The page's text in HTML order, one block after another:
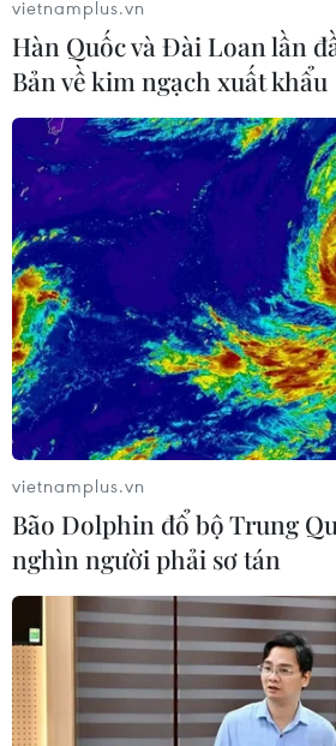
#Bang Andhra Pradesh #Cần Thơ
#cảng biển
#logistics
#hợp tác
TP. Cần Thơ
Ấn Độ
Theo dõi VietnamPlus
TIN LIÊN QUAN
vietnamplus.vn
Hàn Quốc và Đài Loan lần
Bản về kim ngạch xuất khẩu
vietnamplus.vn
Bão Dolphin đổ bộ Trung
nghìn người phải sơ tán